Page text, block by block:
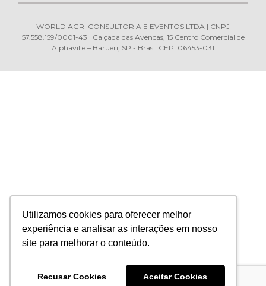
Utilizamos cookies para oferecer melhor
experiência e analisar as interações em nosso
site para melhorar o conteúdo.
Recusar Cookies Aceitar Cookies
WORLD AGRI CONSULTORIA E EVENTOS LTDA | CNPJ
57.558.159/0001-43 | Calçada das Avencas, 15 Centro Comercial de
Alphaville – Barueri, SP - Brasil CEP: 06453-031